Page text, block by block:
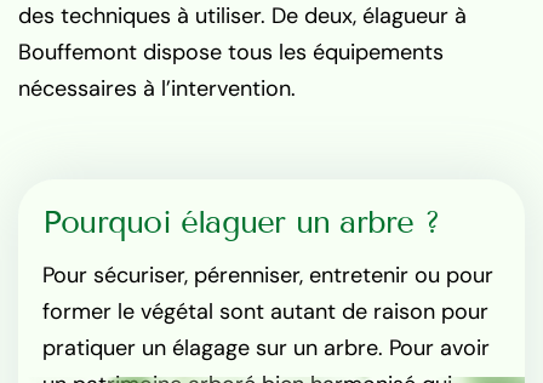
des techniques à utiliser. De deux, élagueur à
Bouffemont dispose tous les équipements
nécessaires à l’intervention.
Pourquoi élaguer un arbre ?
Pour sécuriser, pérenniser, entretenir ou pour
former le végétal sont autant de raison pour
pratiquer un élagage sur un arbre. Pour avoir